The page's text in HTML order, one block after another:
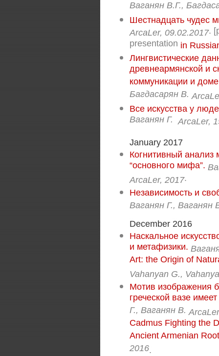
Ваганян В.Г.,
Шестнадцать чудес
ArcaLer, 09.02.2017.
presentation in
Лингвистические
древнеармянской и
коммуникации и
Багдасарян В.
Все искусства у
Ваганян Г. ArcaLer,
January 2017
Когнитивный анализ
“основного мифа”.
ArcaLer, 2017.
Независимость и
Ваганян Г., Ваганян
December 2016
Наскальное
и метафизики.
Art: the Origin of
Vahanyan G.,
Мотив изображения
греческой вазе
Г., Ваганян В.
Cadmus Fighting the
Ancient Armenian
2016.